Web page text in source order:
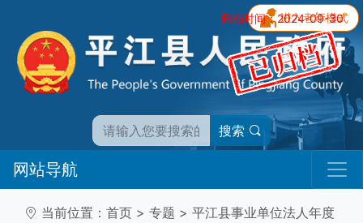
归档时间：2024-09-30
搜索
网站导航
当前位置： 首页 > 专题 > 平江县事业单位法人年度